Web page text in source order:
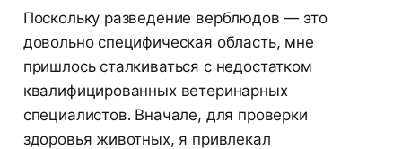
Поскольку разведение верблюдов — это
довольно специфическая область, мне
пришлось сталкиваться с недостатком
квалифицированных ветеринарных
специалистов. Вначале, для проверки
здоровья животных, я привлекал